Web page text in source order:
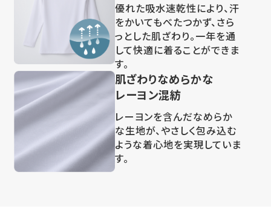
優れた吸水速乾性により、汗
をかいてもべたつかず、さら
っとした肌ざわり。一年を通
して快適に着ることができま
す。
肌ざわりなめらかな
レーヨン混紡
レーヨンを含んだなめらか
な生地が、やさしく包み込む
ような着心地を実現していま
す。